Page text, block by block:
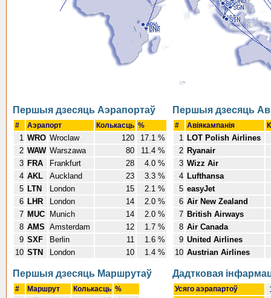
Першыя дзесяць Аэрапортаў
# Аэрапорт Колькасць %
1 WRO Wroclaw 120
17.1 %
2 WAW Warszawa 80
11.4 %
3 FRA Frankfurt 28
4.0 %
4 AKL Auckland 23
3.3 %
5 LTN London 15
2.1 %
6 LHR London 14
2.0 %
7 MUC Munich 14
2.0 %
8 AMS Amsterdam 12
1.7 %
9 SXF Berlin 11
1.6 %
10 STN London 10 1.4 %
Першыя дзесяць
# Авіякампанія
1 LOT Polish Airlines
2 Ryanair
3 Wizz Air
4 Lufthansa
5 easyJet
6 Air New Zealand
7 British Airways
8 Air Canada
9 United Airlines
10 Austrian Airlines
Першыя дзесяць Маршрутаў
# Маршрут Колькасць %
Дадтковая
Усяго аэрапартоў